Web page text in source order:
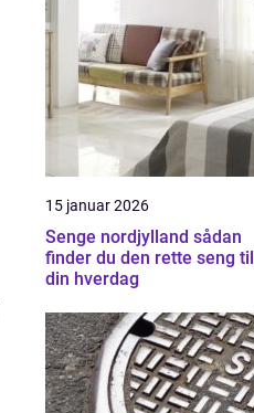
15 januar 2026
Senge nordjylland sådan
finder du den rette seng til
din hverdag